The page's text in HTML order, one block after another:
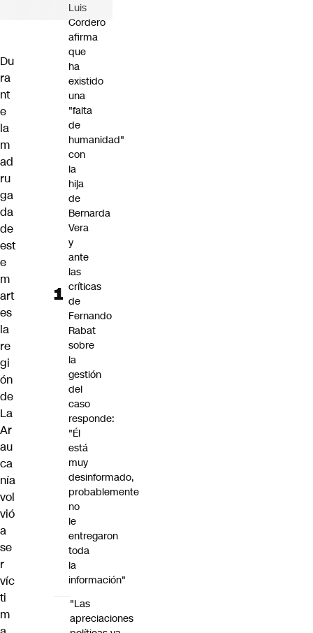
Du
ra
nt
e
la
m
ad
ru
ga
da
de
est
e
m
art
es
la
re
gi
ón
de
La
Ar
au
ca
nía
vol
vió
a
se
r
víc
ti
m
Luis
Cordero
afirma
que
ha
existido
una
"falta
de
humanidad"
con
la
hija
de
Bernarda
Vera
y
ante
las
críticas
de
Fernando
Rabat
sobre
la
gestión
del
caso
responde:
"Él
está
muy
desinformado,
probablemente
no
le
entregaron
toda
la
información"
"Las
apreciaciones